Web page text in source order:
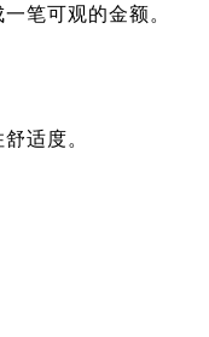
笔可观的金额。
适度。